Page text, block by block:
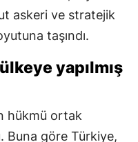
askeri ve stratejik
taşındı.
yapılmış
hükmü ortak
Buna göre Türkiye,